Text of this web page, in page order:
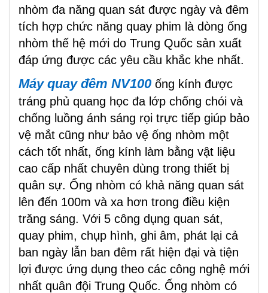
nhòm đa năng quan sát được ngày và đêm
tích hợp chức năng quay phim là dòng ống
nhòm thế hệ mới do Trung Quốc sản xuất
đáp ứng được các yêu cầu khắc khe nhất.
Máy quay đêm NV100 ống kính được
tráng phủ quang học đa lớp chống chói và
chống luồng ánh sáng rọi trực tiếp giúp bảo
vệ mắt cũng như bảo vệ ống nhòm một
cách tốt nhất, ống kính làm bằng vật liệu
cao cấp nhất chuyên dùng trong thiết bị
quân sự. Ống nhòm có khả năng quan sát
lên đến 100m và xa hơn trong điều kiện
trăng sáng. Với 5 công dụng quan sát,
quay phim, chụp hình, ghi âm, phát lại cả
ban ngày lẫn ban đêm rất hiện đại và tiện
lợi được ứng dụng theo các công nghệ mới
nhất quân đội Trung Quốc. Ống nhòm có